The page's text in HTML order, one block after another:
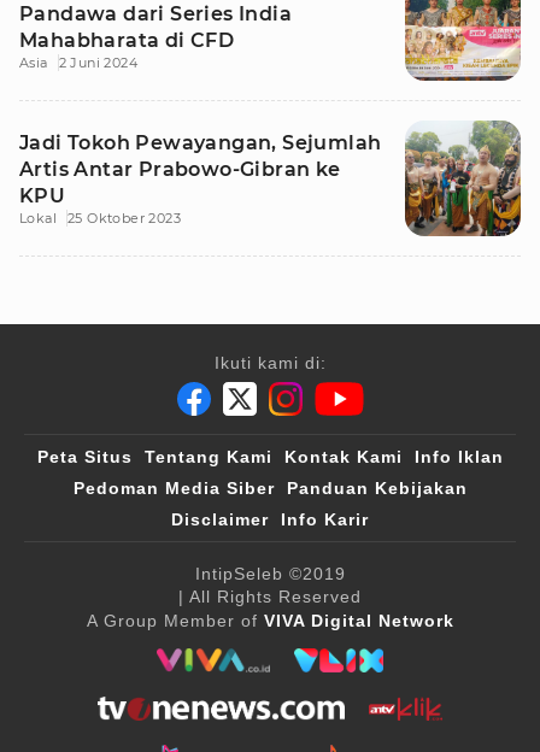
Pandawa dari Series India
Mahabharata di CFD
Asia 2 Juni 2024
Jadi Tokoh Pewayangan, Sejumlah
Artis Antar Prabowo-Gibran ke
KPU
Lokal 25 Oktober 2023
Ikuti kami di:
Peta Situs Tentang Kami Kontak Kami
Info Iklan
Pedoman Media Siber
Panduan Kebijakan
Disclaimer
Info Karir
IntipSeleb ©2019
| All Rights Reserved
A Group Member of VIVA Digital Network